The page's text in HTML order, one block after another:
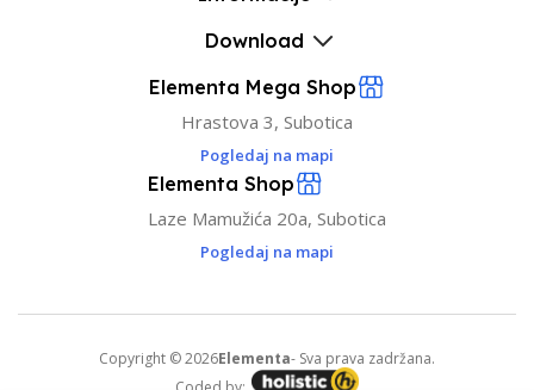
Download
Elementa Mega Shop
Hrastova 3, Subotica
Pogledaj na mapi
Elementa Shop
Laze Mamužića 20a, Subotica
Pogledaj na mapi
Copyright © 2026Elementa- Sva prava zadržana.